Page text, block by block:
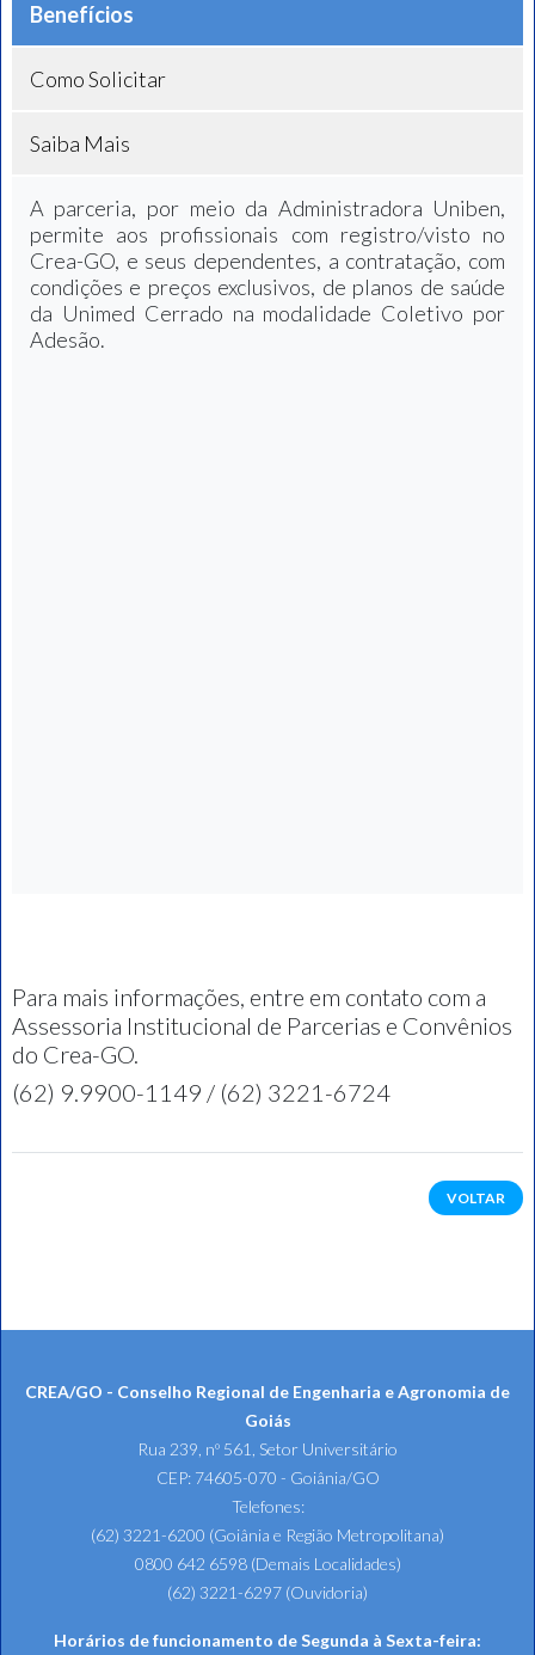
Benefícios
Como Solicitar
Saiba Mais
A parceria, por meio da Administradora Uniben,
permite aos profissionais com registro/visto no
Crea-GO, e seus dependentes, a contratação, com
condições e preços exclusivos, de planos de saúde
da Unimed Cerrado na modalidade Coletivo por
Adesão.
Para mais informações, entre em contato com a
Assessoria Institucional de Parcerias e Convênios
do Crea-GO.
(62) 9.9900-1149 / (62) 3221-6724
VOLTAR
CREA/GO - Conselho Regional de Engenharia e Agronomia de
Goiás
Rua 239, nº 561, Setor Universitário
CEP: 74605-070 - Goiânia/GO
Telefones:
(62) 3221-6200 (Goiânia e Região Metropolitana)
0800 642 6598 (Demais Localidades)
(62) 3221-6297 (Ouvidoria)
Horários de funcionamento de Segunda à Sexta-feira: